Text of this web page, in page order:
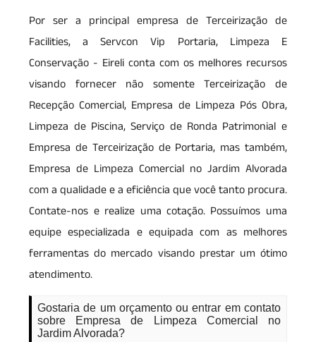
Por ser a principal empresa de Terceirização de
Facilities, a Servcon Vip Portaria, Limpeza E
Conservação - Eireli conta com os melhores recursos
visando fornecer não somente Terceirização de
Recepção Comercial, Empresa de Limpeza Pós Obra,
Limpeza de Piscina, Serviço de Ronda Patrimonial e
Empresa de Terceirização de Portaria, mas também,
Empresa de Limpeza Comercial no Jardim Alvorada
com a qualidade e a eficiência que você tanto procura.
Contate-nos e realize uma cotação. Possuímos uma
equipe especializada e equipada com as melhores
ferramentas do mercado visando prestar um ótimo
atendimento.
Gostaria de um orçamento ou entrar em contato
sobre Empresa de Limpeza Comercial no
Jardim Alvorada?